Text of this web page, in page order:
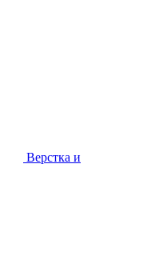
Верстка и